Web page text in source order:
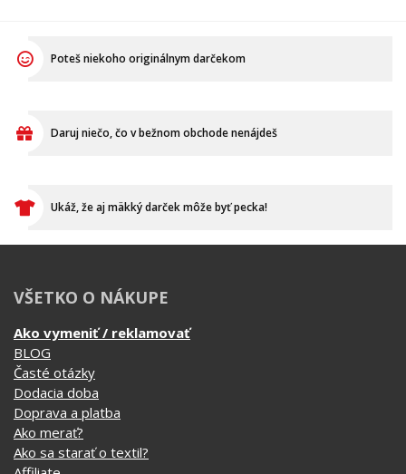
Poteš niekoho originálnym darčekom
Daruj niečo, čo v bežnom obchode nenájdeš
Ukáž, že aj mäkký darček môže byť pecka!
VŠETKO O NÁKUPE
Ako vymeniť / reklamovať
BLOG
Časté otázky
Dodacia doba
Doprava a platba
Ako merať?
Ako sa starať o textil?